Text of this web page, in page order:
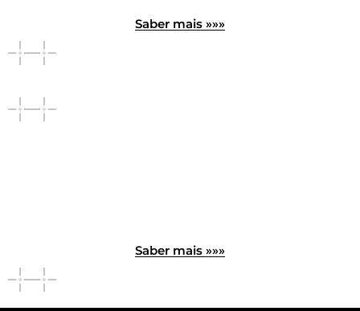
Saber mais »»»
Saber mais »»»